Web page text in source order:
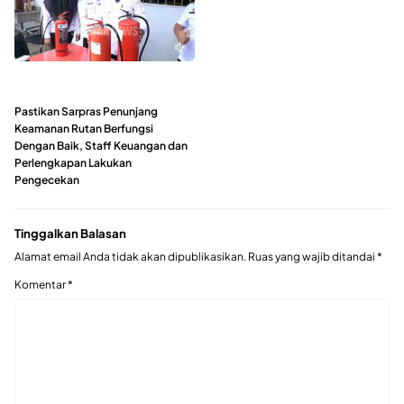
Pastikan Sarpras Penunjang
Keamanan Rutan Berfungsi
Dengan Baik, Staff Keuangan dan
Perlengkapan Lakukan
Pengecekan
Tinggalkan Balasan
Alamat email Anda tidak akan dipublikasikan. Ruas yang wajib ditandai *
Komentar*